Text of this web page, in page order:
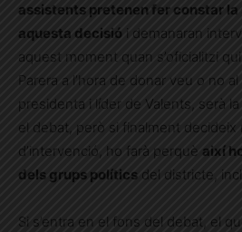
assistents pretenen fer constar
aquesta decisió i demanaran
aquest moment quan s’oficialitzi
Parera a l’hora de donar veu o no
presidenta i líder de Valents, serà
el debat, però si finalment decideix
d’intervenció, ho farà perquè així
dels grups polítics del districte,
Si s’entra en el fons del debat, el